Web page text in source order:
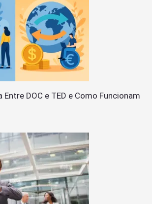
Entre DOC e TED e Como Funcionam